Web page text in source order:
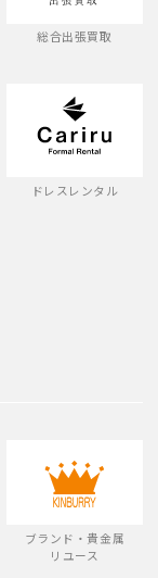
総合出張買取
ドレスレンタル
ブランド・貴金属
リユース